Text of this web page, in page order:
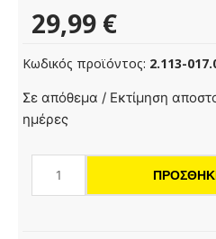
29,99 €
Κωδικός προϊόντος: 2.113-
Σε απόθεμα / Εκτίμηση
ημέρες
Ακροφύσιο
ισχύος
ποσότητα